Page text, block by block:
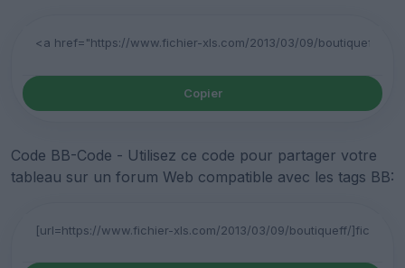
Copier
Code BB-Code - Utilisez ce code pour partager votre
tableau sur un forum Web compatible avec les tags BB: